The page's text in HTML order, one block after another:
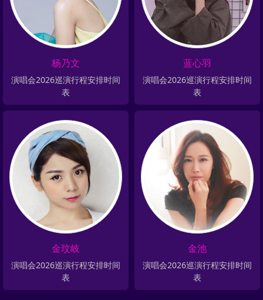
杨乃文
演唱会2026巡演行程安排时间
表
蓝心羽
演唱会2026巡演行程安排时间
表
金玟岐
演唱会2026巡演行程安排时间
表
金池
演唱会2026巡演行程安排时间
表